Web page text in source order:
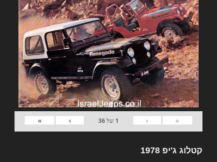
«
‹
1 של36
›
»
קטלוג ג'יפ 1978